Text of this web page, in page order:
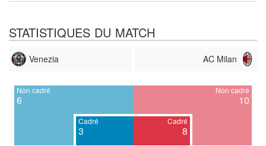
STATISTIQUES DU MATCH
Venezia AC Milan
Non cadré
6
Cadré
3
Cadré
8
Non cadré
10